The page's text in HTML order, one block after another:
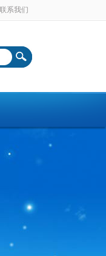
联系我们